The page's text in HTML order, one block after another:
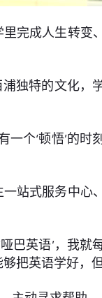
完成人生转变
独特的文化，
个‘顿悟’的时
站式服务中心
巴英语’，我就
把英语学好，